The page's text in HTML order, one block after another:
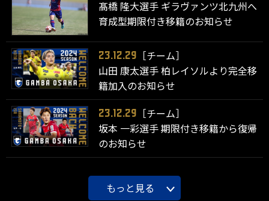
髙橋 隆大選手 ギラヴァンツ北九州へ
育成型期限付き移籍のお知らせ
23.12.29
［チーム］
山田 康太選手 柏レイソルより完全移
籍加入のお知らせ
23.12.29
［チーム］
坂本 一彩選手 期限付き移籍から復帰
のお知らせ
もっと見る